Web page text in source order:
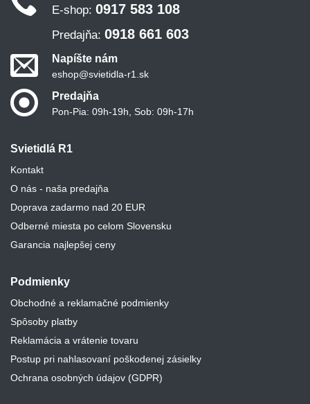
Svietidlá R1
Kontakt
O nás - naša predajňa
Doprava zadarmo nad 20 EUR
Odberné miesta po celom Slovensku
Garancia najlepšej ceny
Podmienky
Obchodné a reklamačné podmienky
Spôsoby platby
Reklamácia a vrátenie tovaru
Postup pri nahlasovaní poškodenej zásielky
Ochrana osobných údajov (GDPR)
E-shop: 0917 583 108
Predajňa: 0918 661 603
Napíšte nám
eshop@svietidla-r1.sk
Predajňa
Pon-Pia: 09h-19h, Sob: 09h-17h